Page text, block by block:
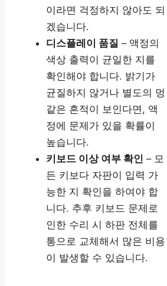
이라면 걱정하지 않아도 되
겠습니다.
디스플레이 품질 – 액정의
색상 출력이 균일한 지를
확인해야 합니다. 밝기가
균질하지 않거나 별도의 멍
같은 흔적이 보인다면, 액
정에 문제가 있을 확률이
높습니다.
키보드 이상 여부 확인 – 모
든 키보다 자판이 입력 가
능한 지 확인을 하여야 합
니다. 추후 키보드 문제로
인한 수리 시 하판 전체를
통으로 교체해서 많은 비용
이 발생할 수 있습니다.